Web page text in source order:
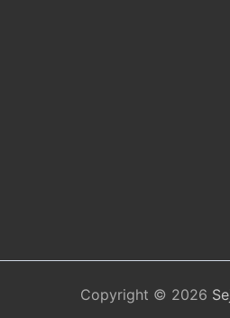
Copyright © 2026